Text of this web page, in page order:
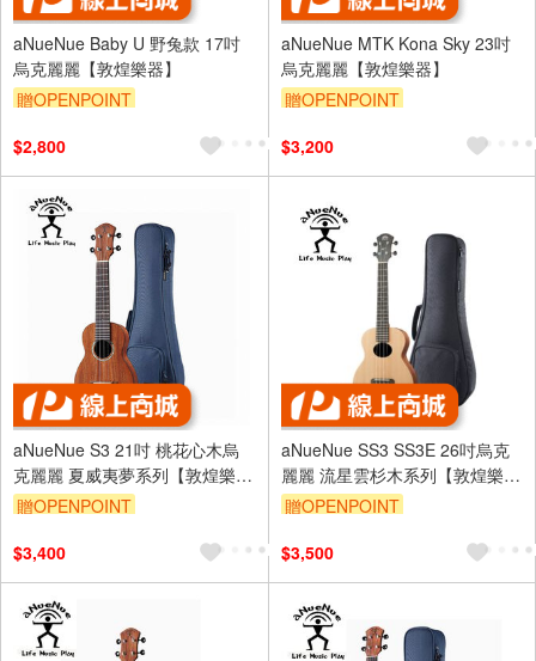
aNueNue Baby U 野兔款 17吋
烏克麗麗【敦煌樂器】
贈OPENPOINT
$2,800
aNueNue MTK Kona Sky 23吋
烏克麗麗【敦煌樂器】
贈OPENPOINT
$3,200
aNueNue S3 21吋 桃花心木烏
克麗麗 夏威夷夢系列【敦煌樂
器】
贈OPENPOINT
$3,400
aNueNue SS3 SS3E 26吋烏克
麗麗 流星雲杉木系列【敦煌樂
器】
贈OPENPOINT
$3,500